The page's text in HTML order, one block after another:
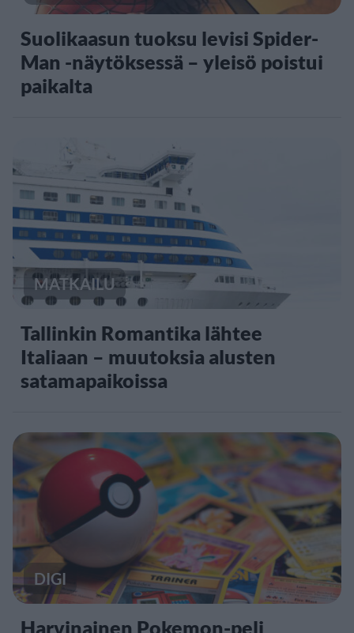
Suolikaasun tuoksu levisi Spider-
Man -näytöksessä – yleisö poistui
paikalta
MATKAILU
Tallinkin Romantika lähtee
Italiaan – muutoksia alusten
satamapaikoissa
DIGI
Harvinainen Pokemon-peli